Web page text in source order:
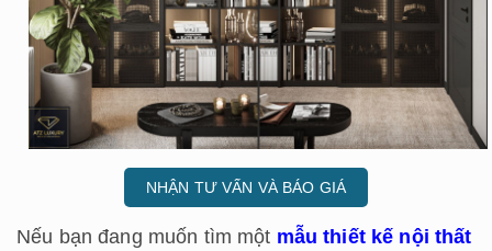
NHẬN TƯ VẤN VÀ BÁO GIÁ
Nếu bạn đang muốn tìm một mẫu thiết kế nội thất